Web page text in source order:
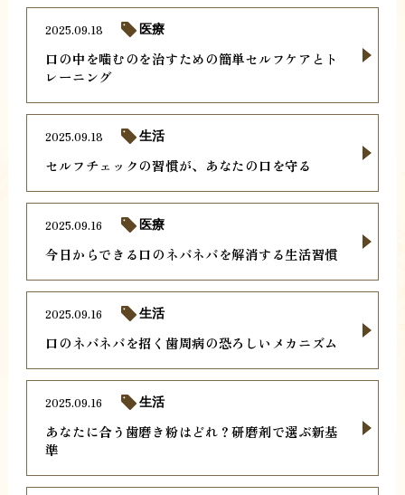
口の中を噛むのを治すための簡単セルフケアとト
レーニング
2025.09.18 医療
セルフチェックの習慣が、あなたの口を守る
2025.09.18 生活
今日からできる口のネバネバを解消する生活習慣
2025.09.16 医療
口のネバネバを招く歯周病の恐ろしいメカニズム
2025.09.16 生活
あなたに合う歯磨き粉はどれ？研磨剤で選ぶ新基
準
2025.09.16 生活